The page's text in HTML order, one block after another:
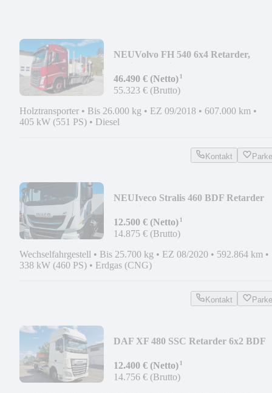
NEUVolvo FH 540 6x4 Retarder,
46.490 € (Netto)¹
55.323 € (Brutto)
Holztransporter • Bis 26.000 kg • EZ 09/2018 • 607.000 km •
405 kW (551 PS) • Diesel
Kontakt
NEUIveco Stralis 460 BDF Retarder
12.500 € (Netto)¹
14.875 € (Brutto)
Wechselfahrgestell • Bis 25.700 kg • EZ 08/2020 • 592.864 km •
338 kW (460 PS) • Erdgas (CNG)
Kontakt
DAF XF 480 SSC Retarder 6x2 BDF
12.400 € (Netto)¹
14.756 € (Brutto)